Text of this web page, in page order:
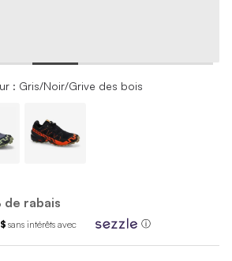
: Gris/Noir/Grive des bois
de rabais
sans intérêts avec ⓘ